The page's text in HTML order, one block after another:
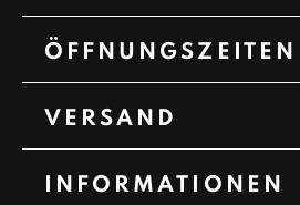
ÖFFNUNGSZEITEN
VERSAND
INFORMATIONEN